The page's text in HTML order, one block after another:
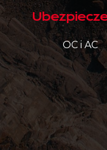
OC i AC